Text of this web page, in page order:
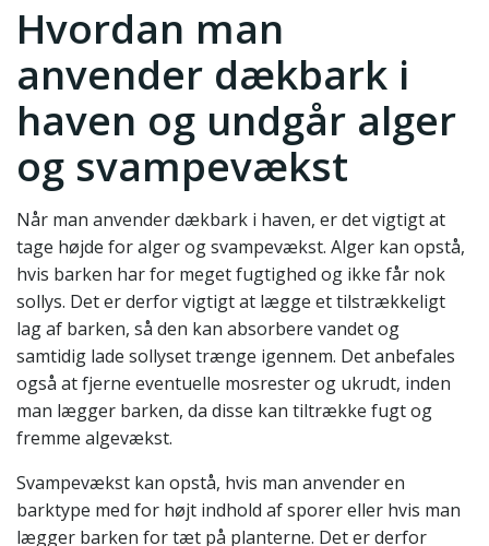
Hvordan man
anvender dækbark i
haven og undgår alger
og svampevækst
Når man anvender dækbark i haven, er det vigtigt at
tage højde for alger og svampevækst. Alger kan opstå,
hvis barken har for meget fugtighed og ikke får nok
sollys. Det er derfor vigtigt at lægge et tilstrækkeligt
lag af barken, så den kan absorbere vandet og
samtidig lade sollyset trænge igennem. Det anbefales
også at fjerne eventuelle mosrester og ukrudt, inden
man lægger barken, da disse kan tiltrække fugt og
fremme algevækst.
Svampevækst kan opstå, hvis man anvender en
barktype med for højt indhold af sporer eller hvis man
lægger barken for tæt på planterne. Det er derfor